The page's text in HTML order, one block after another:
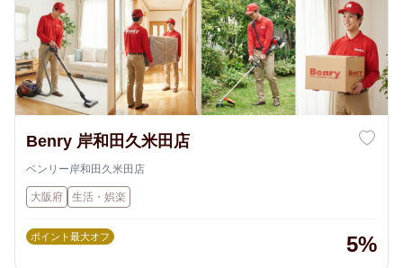
Benry 岸和田久米田店
ベンリー岸和田久米田店
大阪府 生活・娯楽
ポイント最大オフ 5%